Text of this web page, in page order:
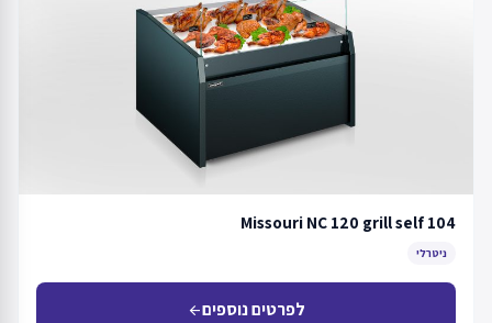
Missouri NC 120 grill self 104
ניטרלי
לפרטים נוספיםarrow_back